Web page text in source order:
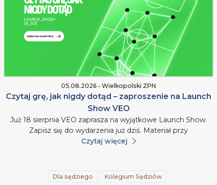
05.08.2026 • Wielkopolski ZPN
Czytaj grę, jak nigdy dotąd – zaproszenie na Launch
Show VEO
Już 18 sierpnia VEO zaprasza na wyjątkowe Launch Show.
Zapisz się do wydarzenia już dziś. Materiał przy
Czytaj więcej
Dla sędziego Kolegium Sędziów